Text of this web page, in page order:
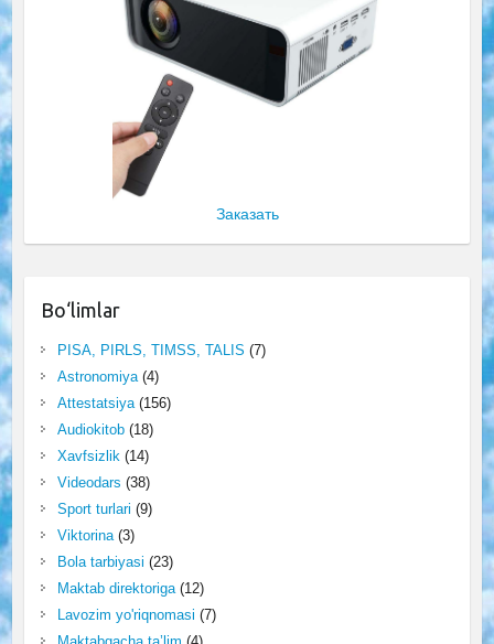
Заказать
Bo‘limlar
PISA, PIRLS, TIMSS, TALIS (7)
Astronomiya(4)
Attestatsiya(156)
Audiokitob(18)
Xavfsizlik(14)
Videodars (38)
Sport turlari (9)
Viktorina(3)
Bola tarbiyasi (23)
Maktab direktoriga(12)
Lavozim yo'riqnomasi (7)